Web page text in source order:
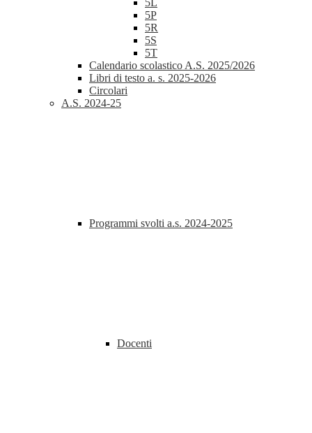
5L
5P
5R
5S
5T
Calendario scolastico A.S. 2025/2026
Libri di testo a. s. 2025-2026
Circolari
A.S. 2024-25
Programmi svolti a.s. 2024-2025
Docenti